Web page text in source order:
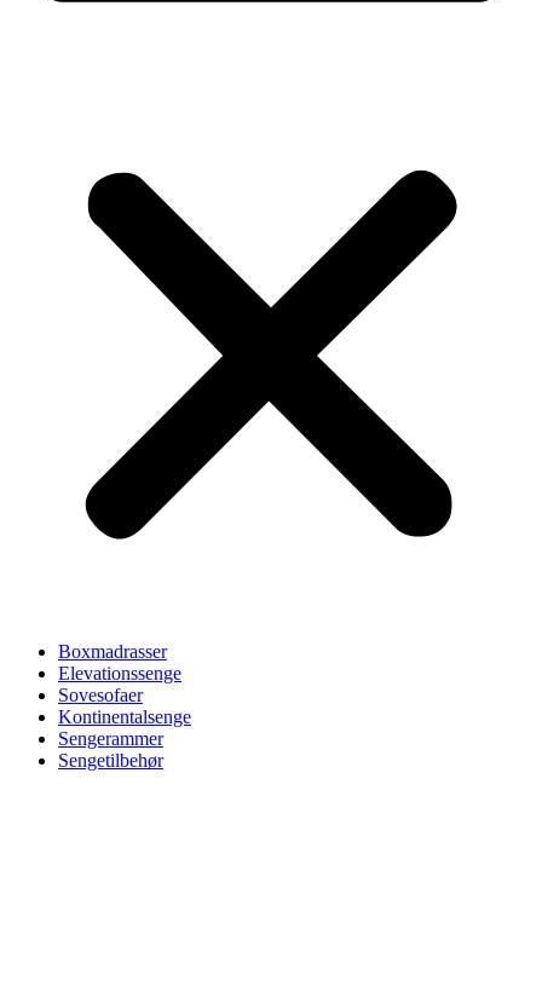
Boxmadrasser
Elevationssenge
Sovesofaer
Kontinentalsenge
Sengerammer
Sengetilbehør